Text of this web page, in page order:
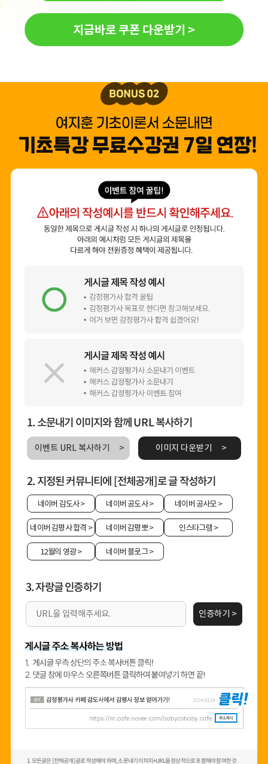
지금바로 쿠폰 다운받기 >
1. 소문내기 이미지와 함께 URL 복사하기
이벤트 URL 복사하기 이미지 다운받기
2. 지정된 커뮤니티에 [전체공개]로 글 작성하기
네이버 감도사> 네이버 공도사> 네이버 공사모>
네이버 감평사 합격 > 네이버 감평뽀> 인스타그램 >
12월의 영광> 네이버 블로그>
3. 자랑글 인증하기
인증하기 >
1. 모든글은 [전체공개] 글로 작성해야 하며, 소문내기 이미지+URL을 정상적으로 포함해야 참여한 것